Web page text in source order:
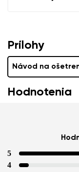
Prílohy
Návod na
Hodnotenia
5
4